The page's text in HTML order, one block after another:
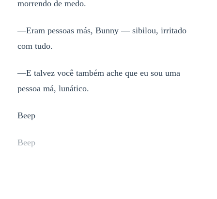
morrendo de medo.
—Eram pessoas más, Bunny — sibilou, irritado
com tudo.
—E talvez você também ache que eu sou uma
pessoa má, lunático.
Beep
Beep